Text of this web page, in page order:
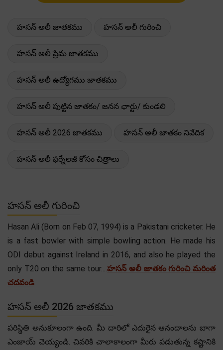
హసన్ అలీ జాతకము హసన్ అలీ గురించి
హసన్ అలీ ప్రేమ జాతకము
హసన్ అలీ ఉద్యోగము జాతకము
హసన్ అలీ పుట్టిన జాతకం/ జనన ఛార్టు/ కుండలి
హసన్ అలీ 2026 జాతకము హసన్ అలీ జాతకం నివేదిక
హసన్ అలీ ఫర్నేలజీ కోసం చిత్రాలు
హసన్ అలీ గురించి
Hasan Ali (Born on Feb 07, 1994) is a Pakistani cricketer. He
is a fast bowler with simple bowling action. He made his
ODI debut against Ireland in 2016, and also he played the
only T20 on the same tour....హసన్ అలీ జాతకం గురించి మరింత
చదవండి
హసన్ అలీ 2026 జాతకము
పరిస్థితి అనుకూలంగా ఉంది. మీ దారిలో ఎదురైన ఆనందాలను బాగా
ఎంజాయ్ చెయ్యండి. చివరికి చాలాకాలంగా మీరు పడుతున్న కష్టానికి